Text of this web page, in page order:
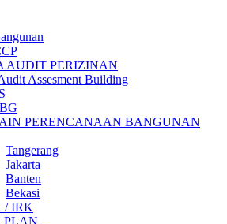
AUDIT PERIZINAN
Assesment Building
PERENCANAAN BANGUNAN
Tangerang
Jakarta
Banten
Bekasi
/ IRK
PLAN